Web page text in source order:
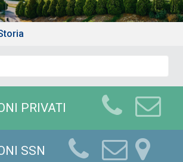
PRIVATI
SSN